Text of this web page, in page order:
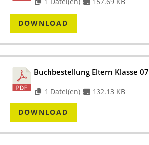
DOWNLOAD
Buchbestellung Eltern Klasse 07
1 Datei(en) 132.13 KB
DOWNLOAD